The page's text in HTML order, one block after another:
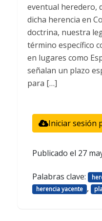
eventual heredero,
dicha herencia en
doctrina, nuestra
término específico
en lugares como
señalan un plazo
para […]
Iniciar sesión
Publicado el 27
Palabras clave:
herencia yacente ,